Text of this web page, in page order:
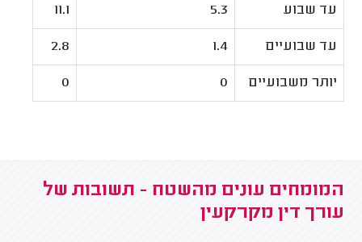
עד שבוע 5.3
11.1
עד שבועיים 1.4
2.8
יותר משבועיים 0
0
המומחים עונים מהשטח - תשובות של
עורך דין מקרקעין